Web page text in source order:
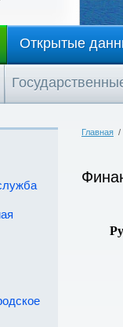
Открытые
Главная /